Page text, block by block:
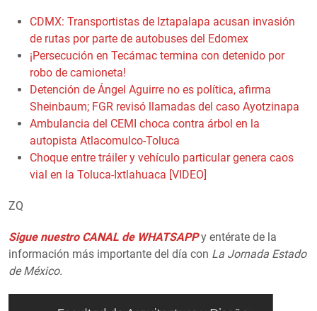
CDMX: Transportistas de Iztapalapa acusan invasión
de rutas por parte de autobuses del Edomex
¡Persecución en Tecámac termina con detenido por
robo de camioneta!
Detención de Ángel Aguirre no es política, afirma
Sheinbaum; FGR revisó llamadas del caso Ayotzinapa
Ambulancia del CEMI choca contra árbol en la
autopista Atlacomulco-Toluca
Choque entre tráiler y vehículo particular genera caos
vial en la Toluca-Ixtlahuaca [VIDEO]
ZQ
Sigue nuestro CANAL de WHATSAPP y entérate de la
información más importante del día con La Jornada Estado
de México.